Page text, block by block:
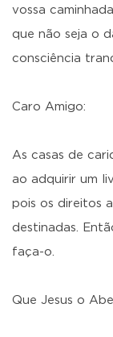
vossa
que não seja o
consciência
Caro Amigo:
As casas de
ao adquirir um
pois os direitos
destinadas.
faça-o.
Que Jesus o